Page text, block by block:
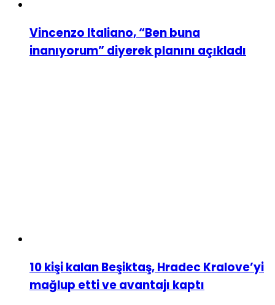
Vincenzo Italiano, “Ben buna
inanıyorum” diyerek planını açıkladı
10 kişi kalan Beşiktaş, Hradec Kralove’yi
mağlup etti ve avantajı kaptı